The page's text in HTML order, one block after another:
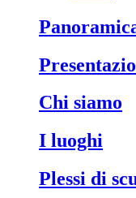
Chi siamo
I luoghi
Plessi di